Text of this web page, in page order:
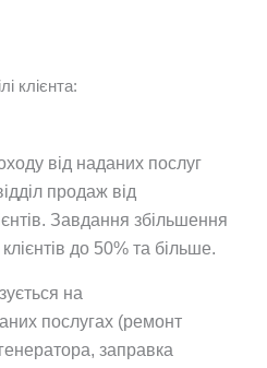
клієнта:
від наданих послуг
продаж від
Завдання збільшення
до 50% та більше.
на
послугах (ремонт
заправка